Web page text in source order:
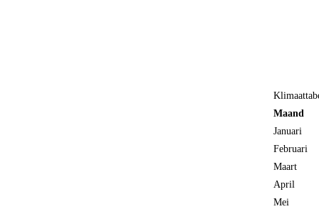
Maand
Januari
Februari
Maart
April
Mei